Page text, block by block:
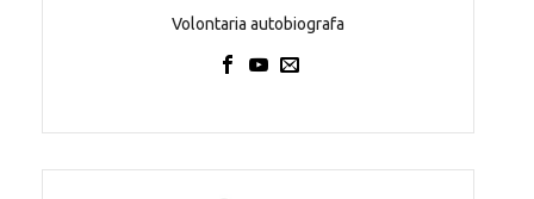
Volontaria autobiografa